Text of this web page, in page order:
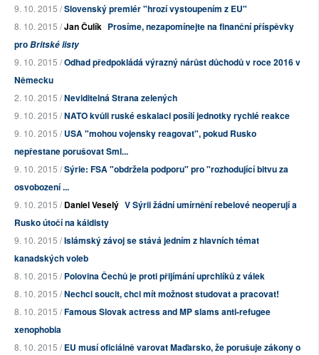
9. 10. 2015 /Slovenský premiér "hrozí vystoupením z EU"
8. 10. 2015 /Jan Čulík Prosíme, nezapomínejte na finanční příspěvky
proBritské listy
9. 10. 2015 /Odhad předpokládá výrazný nárůst důchodů v roce 2016 v
Německu
2. 10. 2015 /Neviditelná Strana zelených
9. 10. 2015 /NATO kvůli ruské eskalaci posílí jednotky rychlé reakce
9. 10. 2015 /USA "mohou vojensky reagovat", pokud Rusko
nepřestane porušovat Sml...
9. 10. 2015 /Sýrie: FSA "obdržela podporu" pro "rozhodující bitvu za
osvobození ...
9. 10. 2015 /Daniel Veselý V Sýrii žádní umírnění rebelové neoperují a
Rusko útočí na káidisty
9. 10. 2015 /Islámský závoj se stává jedním z hlavních témat
kanadských voleb
8. 10. 2015 /Polovina Čechů je proti přijímání uprchlíků z válek
8. 10. 2015 /Nechci soucit, chci mít možnost studovat a pracovat!
8. 10. 2015 /Famous Slovak actress and MP slams anti-refugee
xenophobia
8. 10. 2015 /EU musí oficiálně varovat Maďarsko, že porušuje zákony o